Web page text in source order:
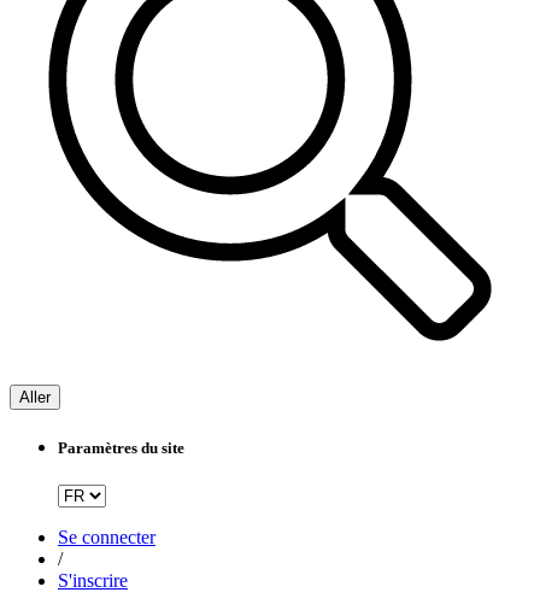
Aller
Paramètres du site
Se connecter
/
S'inscrire